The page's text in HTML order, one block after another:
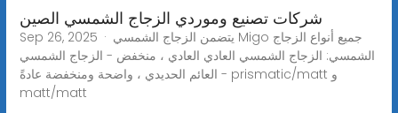
شركات تصنيع وموردي الزجاج الشمسي الصين
Sep 26, 2025 · يتضمن الزجاج الشمسي Migo جميع أنواع الزجاج
الشمسي: الزجاج الشمسي العادي العادي ، منخفض - الزجاج الشمسي
العائم الحديدي ، واضحة ومنخفضة عادةً - prismatic/matt و
matt/matt